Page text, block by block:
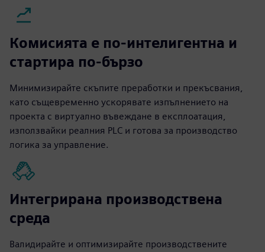
Комисията е по-интелигентна и
стартира по-бързо
Минимизирайте скъпите преработки и прекъсвания,
като същевременно ускорявате изпълнението на
проекта с виртуално въвеждане в експлоатация,
използвайки реалния PLC и готова за производство
логика за управление.
Интегрирана производствена
среда
Валидирайте и оптимизирайте производствените